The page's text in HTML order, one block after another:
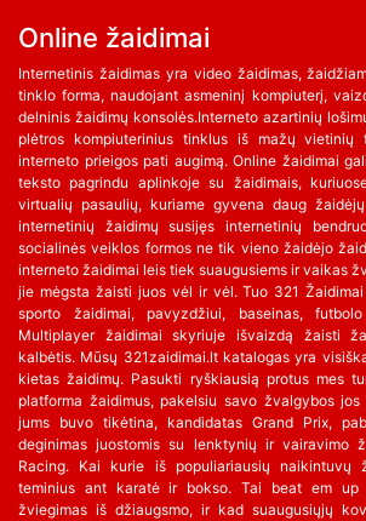
Online žaidimai
Internetinis žaidimas yra video žaidimas,
tinklo forma, naudojant asmeninį kompiuterį,
delninis žaidimų konsolės.Interneto azartinių
plėtros kompiuterinius tinklus iš mažų
interneto prieigos pati augimą. Online žaidimai
teksto pagrindu aplinkoje su žaidimais,
virtualių pasaulių, kuriame gyvena daug
internetinių žaidimų susijęs internetinių
socialinės veiklos formos ne tik vieno žaidėjo
interneto žaidimai leis tiek suaugusiems ir vaikas
jie mėgsta žaisti juos vėl ir vėl. Tuo 321
sporto žaidimai, pavyzdžiui, baseinas,
Multiplayer žaidimai skyriuje išvaizdą žaisti
kalbėtis. Mūsų 321zaidimai.lt katalogas yra
kietas žaidimų. Pasukti ryškiausią protus mes
platforma žaidimus, pakelsiu savo žvalgybos
jums buvo tikėtina, kandidatas Grand Prix,
deginimas juostomis su lenktynių ir vairavimo
Racing. Kai kurie iš populiariausių naikintuvų
teminius ant karatė ir bokso. Tai beat em up
žviegimas iš džiaugsmo, ir kad suaugusiųjų